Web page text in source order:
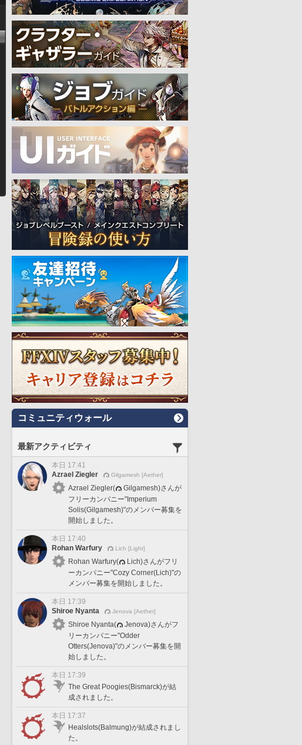
コミュニティウォール
最新アクティビティ
本日 17:41
Azrael Ziegler
Gilgamesh [Aether]
Azrael Ziegler(
Gilgamesh)さんが
フリーカンパニー"Imperium
Solis(Gilgamesh)"のメンバー募集を
開始しました。
本日 17:40
Rohan Warfury
Lich [Light]
Rohan Warfury(
Lich)さんがフリ
ーカンパニー"Cozy Corner(Lich)"の
メンバー募集を開始しました。
本日 17:39
Shiroe Nyanta
Jenova [Aether]
Shiroe Nyanta(
Jenova)さんがフ
リーカンパニー"Odder
Otters(Jenova)"のメンバー募集を開
始しました。
本日 17:39
The Great Poogies(Bismarck)が結
成されました。
本日 17:37
Healslots(Balmung)が結成されまし
た。